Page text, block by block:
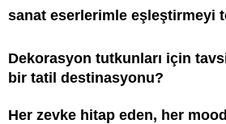
sanat eserlerimle eşleştirmeyi
Dekorasyon tutkunları için
bir tatil destinasyonu?
Her zevke hitap eden, her